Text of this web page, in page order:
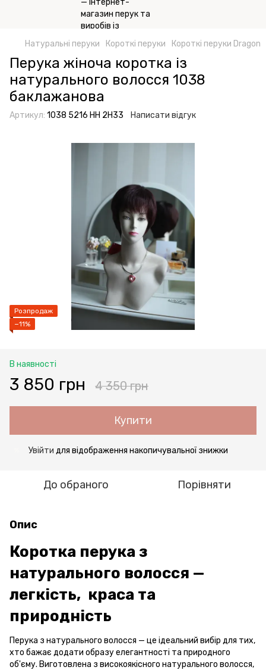
Натуральні перуки Короткі перуки Короткі перуки Dragon
Перука жіноча коротка із
натурального волосся 1038
баклажанова
Артикул: 1038 5216 HH 2H33 Написати відгук
Розпродаж
−11%
В наявності
3 850 грн 4 350 грн
Купити
Увійти для відображення накопичувальної знижки
До обраного Порівняти
Опис
Коротка перука з
натурального волосся —
легкість, краса та
природність
Перука з натурального волосся — це ідеальний вибір для тих,
хто бажає додати образу елегантності та природного
об'єму. Виготовлена з високоякісного натурального волосся,